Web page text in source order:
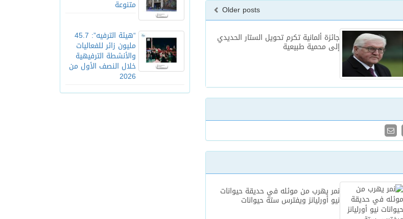
متنوعة
“هيئة الترفيه”: 45.7
مليون زائر للفعاليات
والأنشطة الترفيهية
خلال النصف الأول من
2026
Older posts
جائزة ألمانية تكرم تحويل الستار الحديدي
إلى محمية طبيعية
نمر يهرب من موئله في حديقة حيوانات
نيو أورليانز ويفترس ستة حيوانات